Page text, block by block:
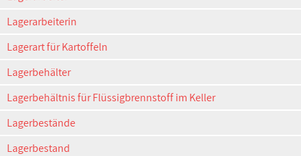
Lagerarbeiterin
Lagerart für Kartoffeln
Lagerbehälter
Lagerbehältnis für Flüssigbrennstoff im Keller
Lagerbestände
Lagerbestand